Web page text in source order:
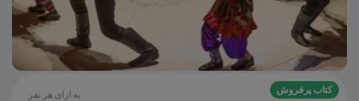
به ازای هر نفر کتاب پرفروش